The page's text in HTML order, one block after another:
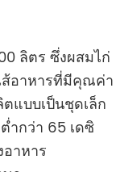
ลิตร ซึ่งผสมไก่
ส้อาหารที่มีคุณค่า
แบบเป็นชุดเล็ก
ำกว่า 65 เดซิ
าหาร